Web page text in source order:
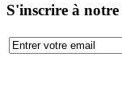
S'inscrire à notre